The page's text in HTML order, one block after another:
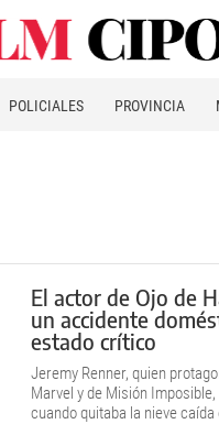
POLICIALES PROVINCIA
El actor de Ojo de
un accidente
estado crítico
Jeremy Renner, quien
Marvel y de Misión
cuando quitaba la nieve